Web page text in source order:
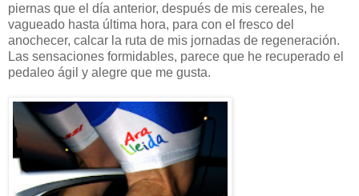
piernas que el día anterior, después de mis cereales, he
vagueado hasta última hora, para con el fresco del
anochecer, calcar la ruta de mis jornadas de regeneración.
Las sensaciones formidables, parece que he recuperado el
pedaleo ágil y alegre que me gusta.